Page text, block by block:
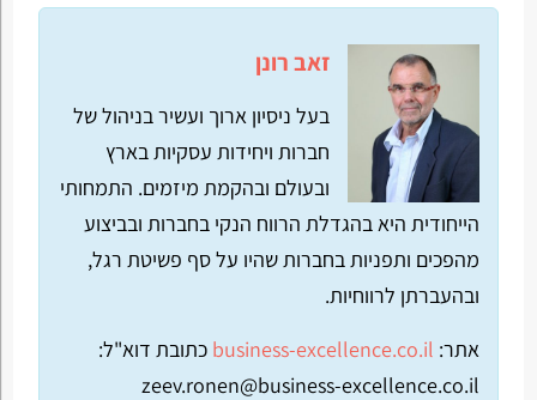
זאב רונן
בעל ניסיון ארוך ועשיר בניהול של
חברות ויחידות עסקיות בארץ
ובעולם ובהקמת מיזמים. התמחותי
הייחודית היא בהגדלת הרווח הנקי בחברות ובביצוע
מהפכים ותפניות בחברות שהיו על סף פשיטת רגל,
ובהעברתן לרווחיות.
אתר: business-excellence.co.il כתובת דוא"ל:
zeev.ronen@business-excellence.co.il